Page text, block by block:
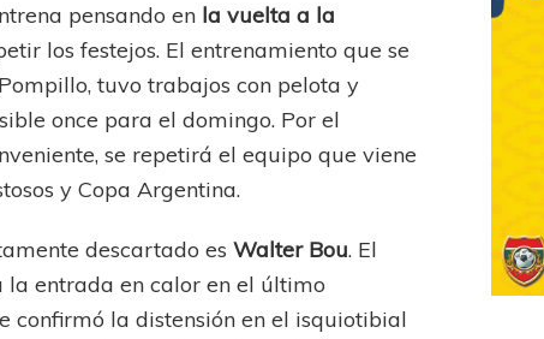
pensando en la vuelta a la
los festejos. El entrenamiento que se
tuvo trabajos con pelota y
once para el domingo. Por el
se repetirá el equipo que viene
y Copa Argentina.
descartado esWalter Bou. El
la entrada en calor en el último
confirmó la distensión en el isquiotibial